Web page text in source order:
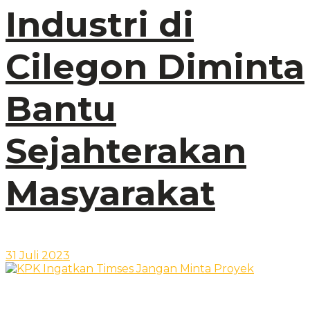
Industri di
Cilegon Diminta
Bantu
Sejahterakan
Masyarakat
31 Juli 2023